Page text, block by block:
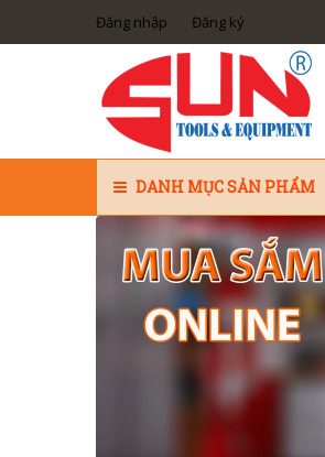
Đăng nhập Đăng ký
DANH MỤC SẢN PHẨM